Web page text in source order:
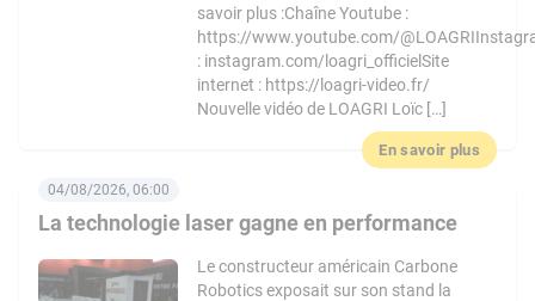
savoir plus :Chaîne Youtube :
https://www.youtube.com/
: instagram.com/loagri_officielSite
internet : https://loagri-video.fr/
Nouvelle vidéo de LOAGRI Loïc […]
En savoir plus
La technologie laser gagne en performance
04/08/2026, 06:00
Le constructeur américain Carbone
Robotics exposait sur son stand la